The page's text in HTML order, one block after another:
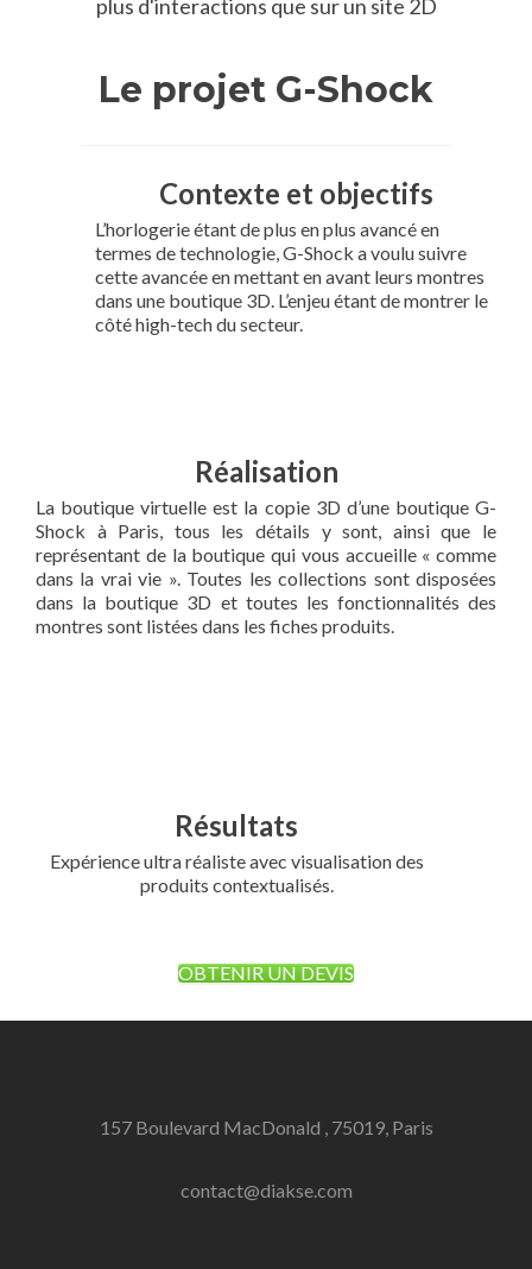
plus d'interactions que sur un site 2D
Le projet G-Shock
Contexte et objectifs
L’horlogerie étant de plus en plus avancé en
termes de technologie, G-Shock a voulu suivre
cette avancée en mettant en avant leurs montres
dans une boutique 3D. L’enjeu étant de montrer le
côté high-tech du secteur.
Réalisation
La boutique virtuelle est la copie 3D d’une boutique G-
Shock à Paris, tous les détails y sont, ainsi que le
représentant de la boutique qui vous accueille « comme
dans la vrai vie ». Toutes les collections sont disposées
dans la boutique 3D et toutes les fonctionnalités des
montres sont listées dans les fiches produits.
Résultats
Expérience ultra réaliste avec visualisation des
produits contextualisés.
OBTENIR UN DEVIS
157 Boulevard MacDonald , 75019, Paris
contact@diakse.com